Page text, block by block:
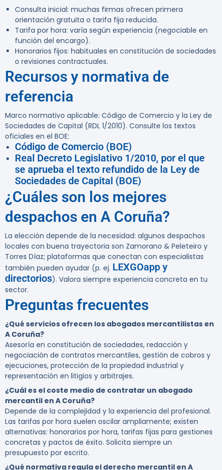
Consulta inicial: muchas firmas ofrecen primera
orientación gratuita o tarifa fija reducida.
Tarifa por hora: varía según experiencia (negociable en
función del encargo).
Honorarios fijos: habituales en constitución de sociedades
o revisiones contractuales.
Recursos y normativa de
referencia
Marco normativo aplicable: Código de Comercio y la Ley de
Sociedades de Capital (RDL 1/2010). Consulte los textos
oficiales en el BOE:
Código de Comercio (BOE)
Real Decreto Legislativo 1/2010, por el que
se aprueba el texto refundido de la Ley de
Sociedades de Capital (BOE)
¿Cuáles son los mejores
despachos en A Coruña?
La elección depende de la necesidad: algunos despachos
locales con buena trayectoria son Zamorano & Peleteiro y
Torres Díaz; plataformas que conectan con especialistas
también pueden ayudar (p. ej. LEXGOapp y
directorios). Valora siempre experiencia concreta en tu
sector.
Preguntas frecuentes
¿Qué servicios ofrecen los abogados mercantilistas en
A Coruña?
Asesoría en constitución de sociedades, redacción y
negociación de contratos mercantiles, gestión de cobros y
ejecuciones, protección de la propiedad industrial y
representación en litigios y arbitrajes.
¿Cuál es el coste medio de contratar un abogado
mercantil en A Coruña?
Depende de la complejidad y la experiencia del profesional.
Las tarifas por hora suelen oscilar ampliamente; existen
alternativas: honorarios por hora, tarifas fijas para gestiones
concretas y pactos de éxito. Solicita siempre un
presupuesto por escrito.
¿Qué normativa regula el derecho mercantil en A